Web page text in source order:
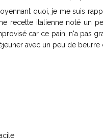
quoi, je me suis
recette italienne noté un
car ce pain, n'a pas
avec un peu de beurre